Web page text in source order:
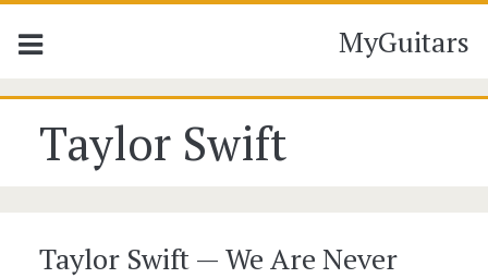
MyGuitars
Метка:
<span>Taylor
Taylor Swift
Taylor Swift — We Are Never